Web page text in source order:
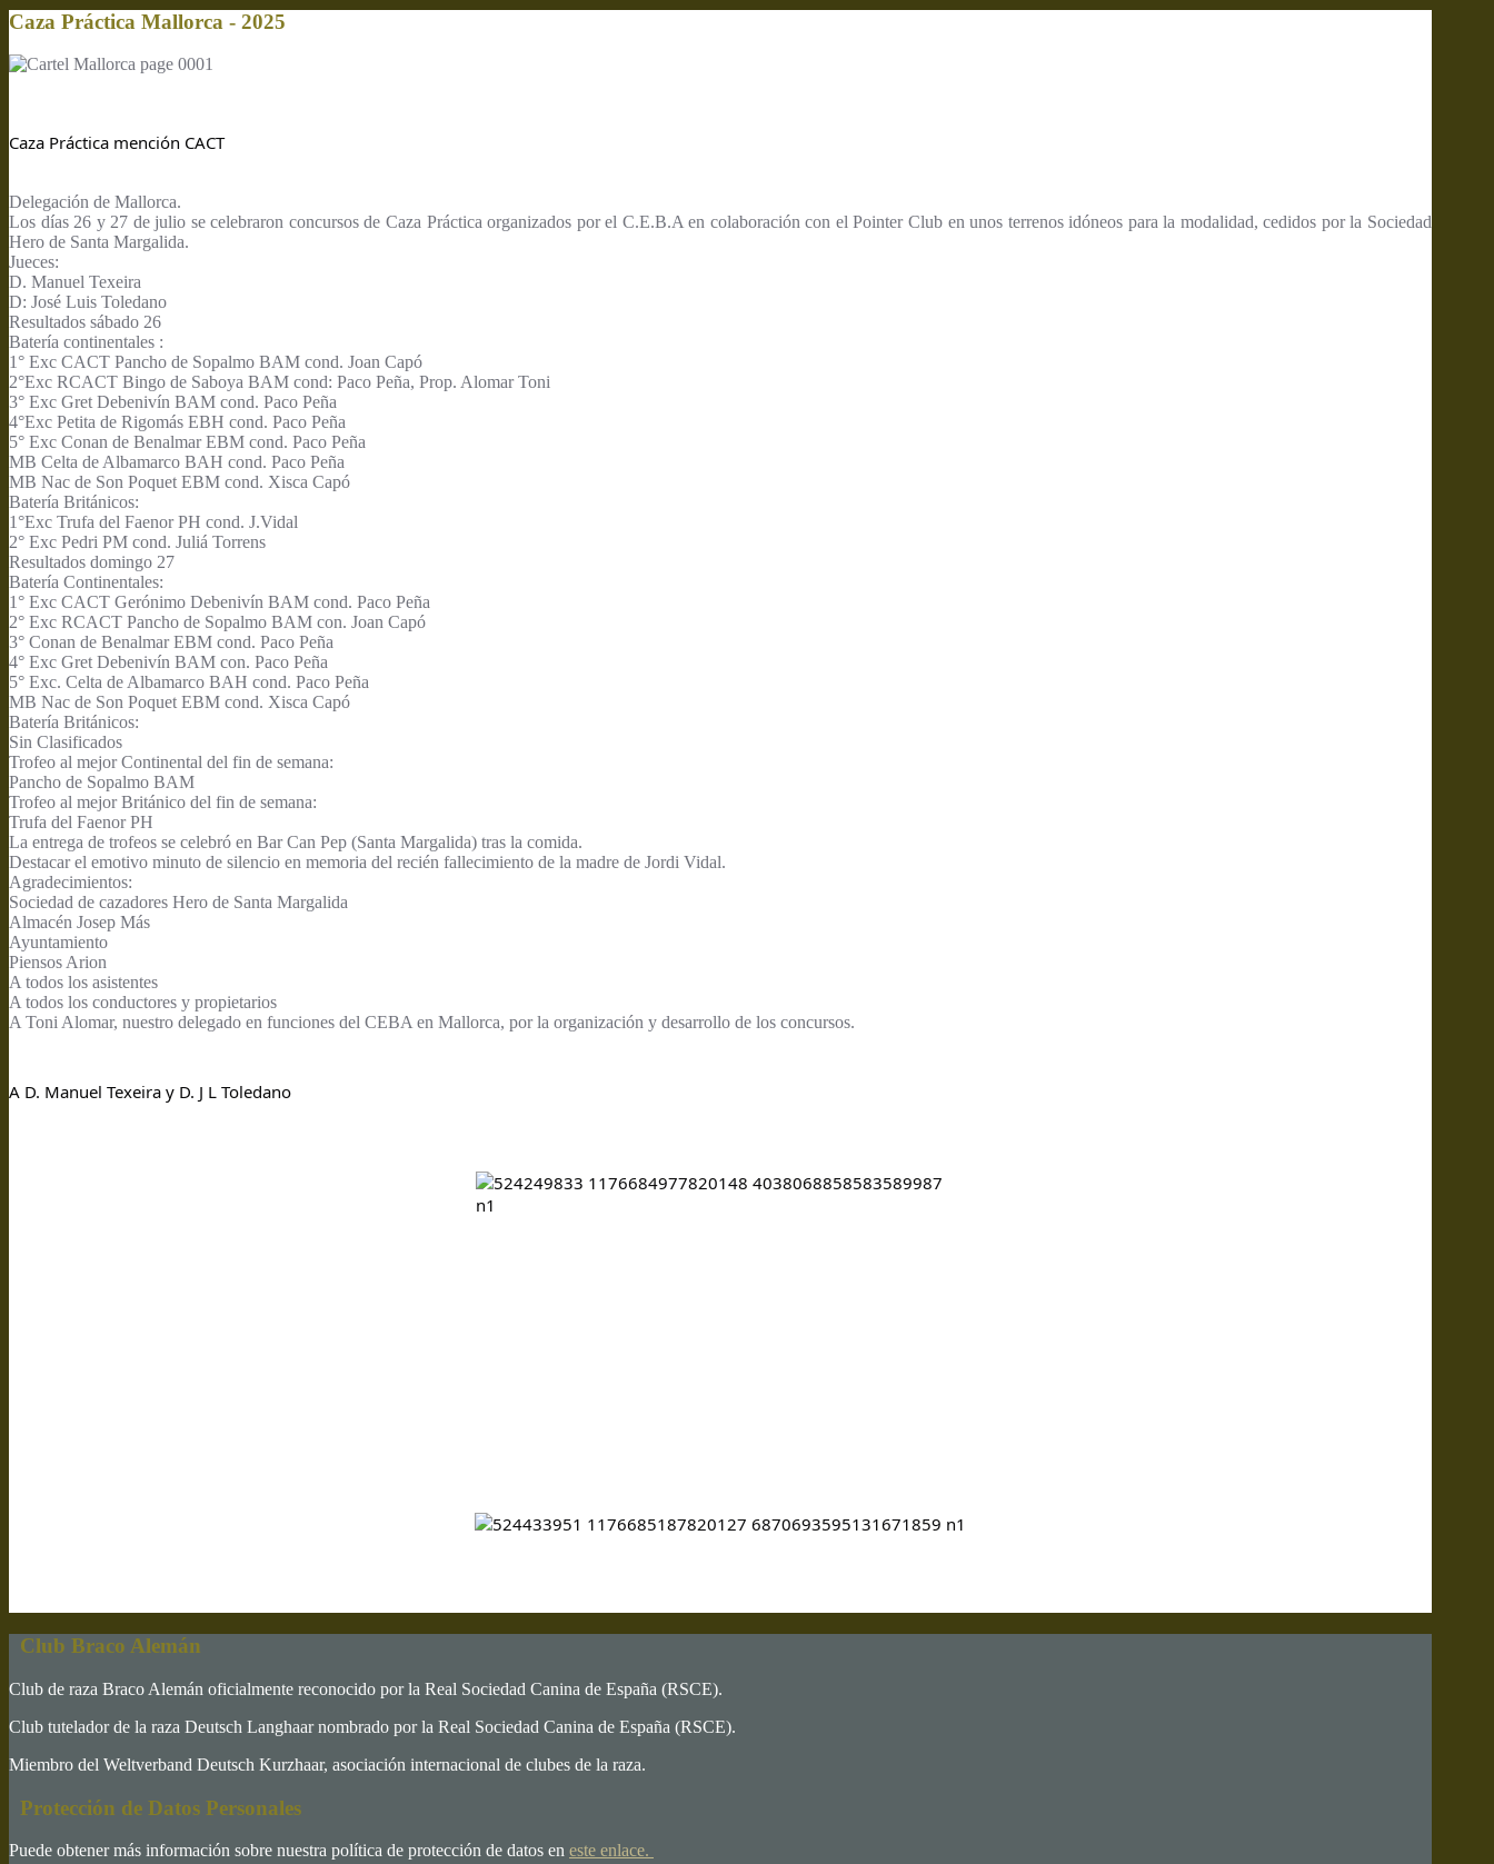
Caza Práctica Mallorca - 2025
Caza Práctica mención CACT
Delegación de Mallorca.
Los días 26 y 27 de julio se celebraron concursos de Caza Práctica organizados por el C.E.B.A en colaboración con el Pointer Club en unos terrenos idóneos para la modalidad, cedidos por la Sociedad
Hero de Santa Margalida.
Jueces:
D. Manuel Texeira
D: José Luis Toledano
Resultados sábado 26
Batería continentales :
1° Exc CACT Pancho de Sopalmo BAM cond. Joan Capó
2°Exc RCACT Bingo de Saboya BAM cond: Paco Peña, Prop. Alomar Toni
3° Exc Gret Debenivín BAM cond. Paco Peña
4°Exc Petita de Rigomás EBH cond. Paco Peña
5° Exc Conan de Benalmar EBM cond. Paco Peña
MB Celta de Albamarco BAH cond. Paco Peña
MB Nac de Son Poquet EBM cond. Xisca Capó
Batería Británicos:
1°Exc Trufa del Faenor PH cond. J.Vidal
2° Exc Pedri PM cond. Juliá Torrens
Resultados domingo 27
Batería Continentales:
1° Exc CACT Gerónimo Debenivín BAM cond. Paco Peña
2° Exc RCACT Pancho de Sopalmo BAM con. Joan Capó
3° Conan de Benalmar EBM cond. Paco Peña
4° Exc Gret Debenivín BAM con. Paco Peña
5° Exc. Celta de Albamarco BAH cond. Paco Peña
MB Nac de Son Poquet EBM cond. Xisca Capó
Batería Británicos:
Sin Clasificados
Trofeo al mejor Continental del fin de semana:
Pancho de Sopalmo BAM
Trofeo al mejor Británico del fin de semana:
Trufa del Faenor PH
La entrega de trofeos se celebró en Bar Can Pep (Santa Margalida) tras la comida.
Destacar el emotivo minuto de silencio en memoria del recién fallecimiento de la madre de Jordi Vidal.
Agradecimientos:
Sociedad de cazadores Hero de Santa Margalida
Almacén Josep Más
Ayuntamiento
Piensos Arion
A todos los asistentes
A todos los conductores y propietarios
A Toni Alomar, nuestro delegado en funciones del CEBA en Mallorca, por la organización y desarrollo de los concursos.
A D. Manuel Texeira y D. J L Toledano
Club Braco Alemán
Club de raza Braco Alemán oficialmente reconocido por la Real Sociedad Canina de España (RSCE).
Club tutelador de la raza Deutsch Langhaar nombrado por la Real Sociedad Canina de España (RSCE).
Miembro del Weltverband Deutsch Kurzhaar, asociación internacional de clubes de la raza.
Protección de Datos Personales
Puede obtener más información sobre nuestra política de protección de datos en este enlace.